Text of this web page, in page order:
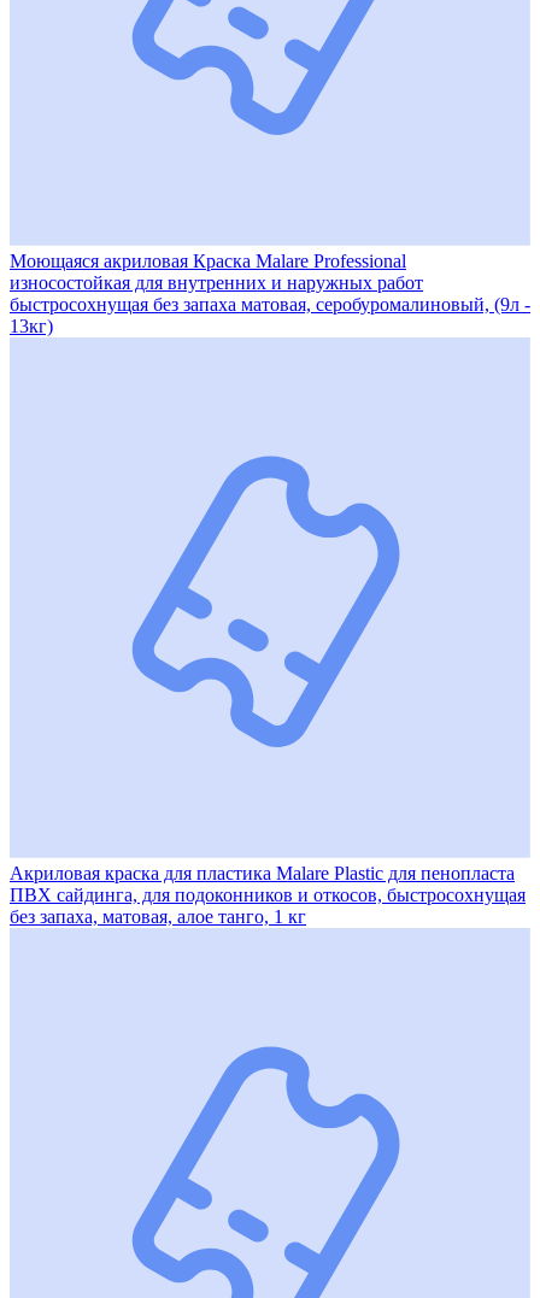
Моющаяся акриловая Краска Malare Professional
износостойкая для внутренних и наружных работ
быстросохнущая без запаха матовая, серобуромалиновый, (9л -
13кг)
Акриловая краска для пластика Malare Plastic для пенопласта
ПВХ сайдинга, для подоконников и откосов, быстросохнущая
без запаха, матовая, алое танго, 1 кг